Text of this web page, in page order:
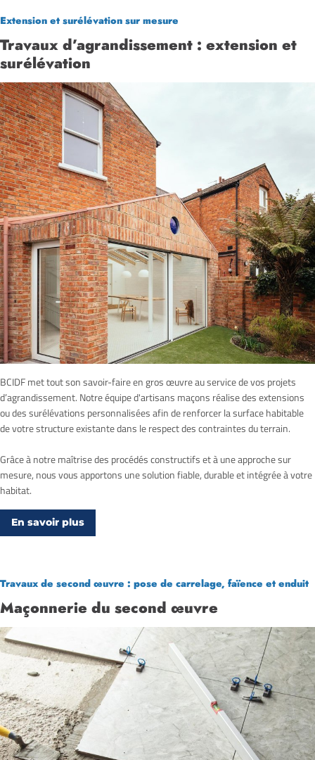
Travaux d’agrandissement : extension et
surélévation
Extension et surélévation sur mesure
BCIDF met tout son savoir-faire en gros œuvre au service de vos projets
d’agrandissement. Notre équipe d'artisans maçons réalise des extensions
ou des surélévations personnalisées afin de renforcer la surface habitable
de votre structure existante dans le respect des contraintes du terrain.
Grâce à notre maîtrise des procédés constructifs et à une approche sur
mesure, nous vous apportons une solution fiable, durable et intégrée à votre
habitat.
En savoir plus
Maçonnerie du second œuvre
Travaux de second œuvre : pose de carrelage, faïence et enduit